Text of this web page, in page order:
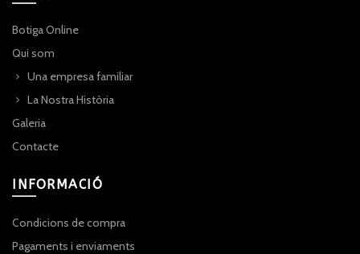
Botiga Online
Qui som
Una empresa familiar
La Nostra Història
Galeria
Contacte
INFORMACIÓ
Condicions de compra
Pagaments i enviaments